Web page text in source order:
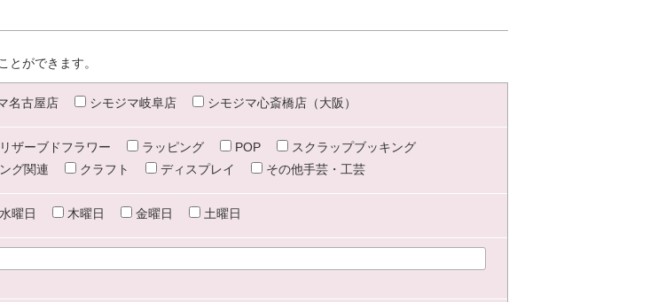
ができます。
名古屋店 シモジマ岐阜店 シモジマ心斎橋店（大阪）
ザーブドフラワー ラッピング POP
スクラップブッキング
グ関連 クラフト ディスプレイ その他手芸・工芸
水曜日 木曜日 金曜日 土曜日